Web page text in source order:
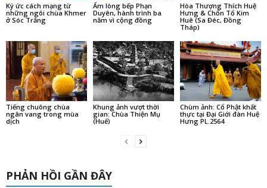
Ký ức cách mạng từ
những ngôi chùa Khmer
ở Sóc Trăng
Ấm lòng bếp Phạn
Duyên, hành trình ba
năm vì cộng đồng
Hòa Thượng Thích Huệ
Hưng & Chốn Tổ Kim
Huê (Sa Đéc, Đồng
Tháp)
Tiếng chuông chùa
ngân vang trong mùa
dịch
Khung ảnh vượt thời
gian: Chùa Thiện Mụ
(Huế)
Chùm ảnh: Cổ Phật khất
thực tại Đại Giới đàn Huệ
Hưng PL.2564
PHẢN HỒI GẦN ĐÂY